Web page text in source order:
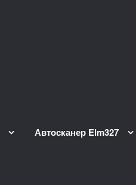
Автосканер Elm327